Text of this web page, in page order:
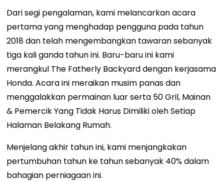
Dari segi pengalaman, kami melancarkan acara
pertama yang menghadap pengguna pada tahun
2018 dan telah mengembangkan tawaran sebanyak
tiga kali ganda tahun ini. Baru-baru ini kami
merangkul The Fatherly Backyard dengan kerjasama
Honda. Acara ini meraikan musim panas dan
menggalakkan permainan luar serta 50 Gril, Mainan
& Pemercik Yang Tidak Harus Dimiliki oleh Setiap
Halaman Belakang Rumah.
Menjelang akhir tahun ini, kami menjangkakan
pertumbuhan tahun ke tahun sebanyak 40% dalam
bahagian perniagaan ini.